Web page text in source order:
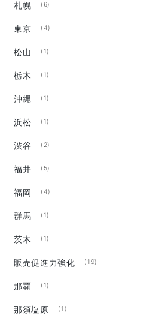
札幌 (6)
東京 (4)
松山 (1)
栃木 (1)
沖縄 (1)
浜松 (1)
渋谷 (2)
福井 (5)
福岡 (4)
群馬 (1)
茨木 (1)
販売促進力強化 (19)
那覇 (1)
那須塩原 (1)